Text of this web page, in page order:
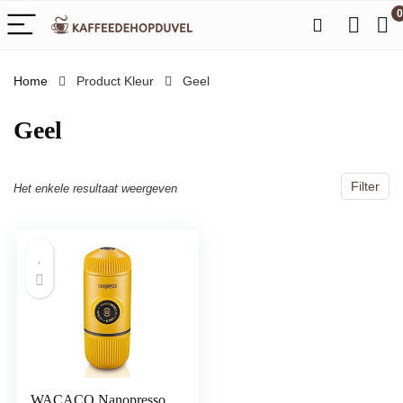
0
Home Product Kleur ‎Geel
‎Geel
Filter
Het enkele resultaat weergeven
WACACO Nanopresso